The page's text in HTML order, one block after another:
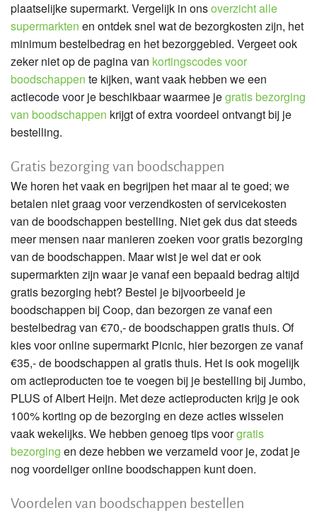
plaatselijke supermarkt. Vergelijk in onsoverzicht alle
supermarkten en ontdek snel wat de bezorgkosten zijn, het
minimum bestelbedrag en het bezorggebied. Vergeet ook
zeker niet op de pagina van kortingscodes voor
boodschappen te kijken, want vaak hebben we een
actiecode voor je beschikbaar waarmee jegratis bezorging
van boodschappen krijgt of extra voordeel ontvangt bij je
bestelling.
Gratis bezorging van boodschappen
We horen het vaak en begrijpen het maar al te goed; we
betalen niet graag voor verzendkosten of servicekosten
van de boodschappen bestelling. Niet gek dus dat steeds
meer mensen naar manieren zoeken voor gratis bezorging
van de boodschappen. Maar wist je wel dat er ook
supermarkten zijn waar je vanaf een bepaald bedrag altijd
gratis bezorging hebt? Bestel je bijvoorbeeld je
boodschappen bij Coop, dan bezorgen ze vanaf een
bestelbedrag van €70,- de boodschappen gratis thuis. Of
kies voor online supermarkt Picnic, hier bezorgen ze vanaf
€35,- de boodschappen al gratis thuis. Het is ook mogelijk
om actieproducten toe te voegen bij je bestelling bij Jumbo,
PLUS of Albert Heijn. Met deze actieproducten krijg je ook
100% korting op de bezorging en deze acties wisselen
vaak wekelijks. We hebben genoeg tips voorgratis
bezorging en deze hebben we verzameld voor je, zodat je
nog voordeliger online boodschappen kunt doen.
Voordelen van boodschappen bestellen